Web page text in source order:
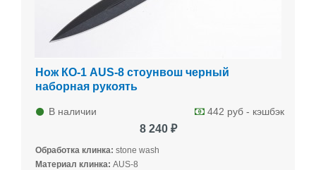
Нож КО-1 AUS-8 стоунвош черный
наборная рукоять
В наличии 442 руб - кэшбэк
8 240 ₽
Обработка клинка: stone wash
Материал клинка: AUS-8